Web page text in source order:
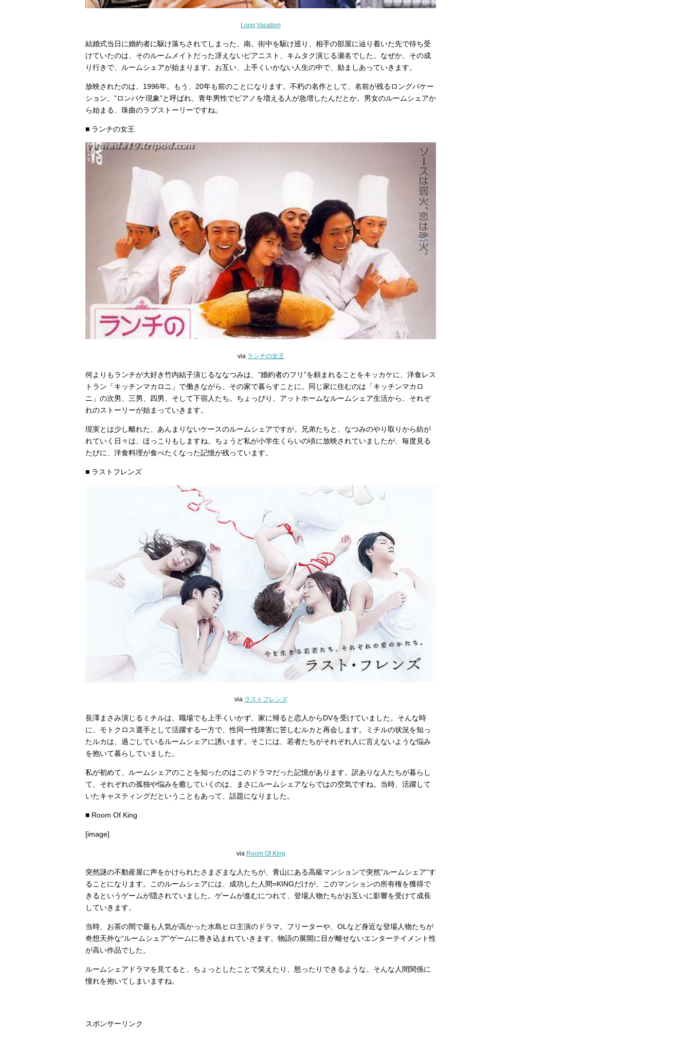
Long Vacation
結婚式当日に婚約者に駆け落ちされてしまった、南。街中を駆け巡り、相手の部屋に辿り着いた先で待ち受
けていたのは、そのルームメイトだった冴えないピアニスト、キムタク演じる瀬名でした。なぜか、その成
り行きで、ルームシェアが始まります。お互い、上手くいかない人生の中で、励ましあっていきます。
放映されたのは、1996年。もう、20年も前のことになります。不朽の名作として、名前が残るロングバケー
ション。”ロンバケ現象”と呼ばれ、青年男性でピアノを増える人が急増したんだとか。男女のルームシェアか
ら始まる、珠曲のラブストーリーですね。
■ ランチの女王
via ランチの女王
何よりもランチが大好き竹内結子演じるななつみは、”婚約者のフリ”を頼まれることをキッカケに、洋食レス
トラン「キッチンマカロニ」で働きながら、その家で暮らすことに。同じ家に住むのは「キッチンマカロ
ニ」の次男、三男、四男、そして下宿人たち。ちょっぴり、アットホームなルームシェア生活から、それぞ
れのストーリーが始まっていきます。
現実とは少し離れた、あんまりないケースのルームシェアですが。兄弟たちと、なつみのやり取りから紡が
れていく日々は、ほっこりもしますね。ちょうど私が小学生くらいの頃に放映されていましたが、毎度見る
たびに、洋食料理が食べたくなった記憶が残っています。
■ ラストフレンズ
via ラストフレンズ
長澤まさみ演じるミチルは、職場でも上手くいかず、家に帰ると恋人からDVを受けていました。そんな時
に、モトクロス選手として活躍する一方で、性同一性障害に苦しむルカと再会します。ミチルの状況を知っ
たルカは、過ごしているルームシェアに誘います。そこには、若者たちがそれぞれ人に言えないような悩み
を抱いて暮らしていました。
私が初めて、ルームシェアのことを知ったのはこのドラマだった記憶があります。訳ありな人たちが暮らし
て、それぞれの孤独や悩みを癒していくのは、まさにルームシェアならではの空気ですね。当時、活躍して
いたキャスティングだということもあって、話題になりました。
■ Room Of King
[image]
via Room Of King
突然謎の不動産屋に声をかけられたさまざまな人たちが、青山にある高級マンションで突然”ルームシェア”す
ることになります。このルームシェアには、成功した人間=KINGだけが、このマンションの所有権を獲得で
きるというゲームが隠されていました。ゲームが進むにつれて、登場人物たちがお互いに影響を受けて成長
していきます。
当時、お茶の間で最も人気が高かった水島ヒロ主演のドラマ。フリーターや、OLなど身近な登場人物たちが
奇想天外な”ルームシェア”ゲームに巻き込まれていきます。物語の展開に目が離せないエンターテイメント性
が高い作品でした。
ルームシェアドラマを見てると、ちょっとしたことで笑えたり、怒ったりできるような。そんな人間関係に
憧れを抱いてしまいますね。
スポンサーリンク